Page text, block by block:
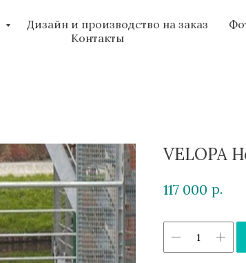
Дизайн и производство на заказ
Контакты
VELOPA
117 000 р.